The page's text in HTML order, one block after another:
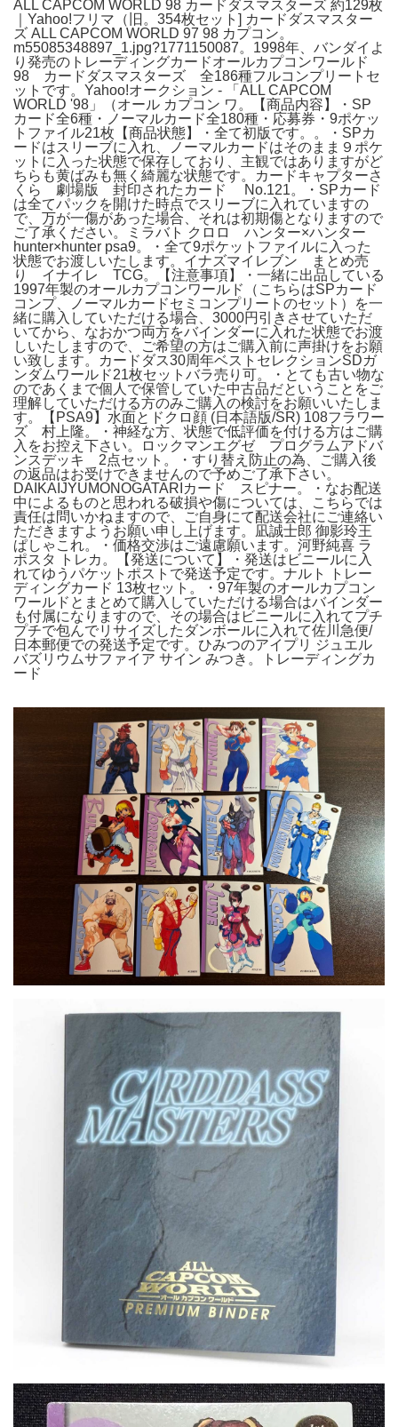
ALL CAPCOM WORLD 98 カードダスマスターズ 約129枚
｜Yahoo!フリマ（旧。354枚セット] カードダスマスター
ズ ALL CAPCOM WORLD 97 98 カプコン。
m55085348897_1.jpg?1771150087。1998年、バンダイよ
り発売のトレーディングカードオールカプコンワールド
98 カードダスマスターズ 全186種フルコンプリートセ
ットです。Yahoo!オークション - 「ALL CAPCOM
WORLD '98」（オール カプコン ワ。【商品内容】・SP
カード全6種・ノーマルカード全180種・応募券・9ポケッ
トファイル21枚【商品状態】・全て初版です。。・SPカ
ードはスリーブに入れ、ノーマルカードはそのまま９ポケ
ットに入った状態で保存しており、主観ではありますがど
ちらも黄ばみも無く綺麗な状態です。カードキャプターさ
くら 劇場版 封印されたカード No.121。・SPカード
は全てパックを開けた時点でスリーブに入れていますの
で、万が一傷があった場合、それは初期傷となりますので
ご了承ください。ミラバト クロロ ハンター×ハンター
hunter×hunter psa9。・全て9ポケットファイルに入った
状態でお渡しいたします。イナズマイレブン まとめ売
り イナイレ TCG。【注意事項】・一緒に出品している
1997年製のオールカプコンワールド（こちらはSPカード
コンプ、ノーマルカードセミコンプリートのセット）を一
緒に購入していただける場合、3000円引きさせていただ
いてから、なおかつ両方をバインダーに入れた状態でお渡
しいたしますので、ご希望の方はご購入前に声掛けをお願
い致します。カードダス30周年ベストセレクションSDガ
ンダムワールド21枚セットバラ売り可。・とても古い物な
のであくまで個人で保管していた中古品だということをご
理解していただける方のみご購入の検討をお願いいたしま
す。【PSA9】水面とドクロ顔 (日本語版/SR) 108フラワー
ズ 村上隆。・神経な方、状態で低評価を付ける方はご購
入をお控え下さい。ロックマンエグゼ プログラムアドバ
ンスデッキ 2点セット。・すり替え防止の為、ご購入後
の返品はお受けできませんので予めご了承下さい。
DAIKAIJYUMONOGATARIカード スピナー。・なお配送
中によるものと思われる破損や傷については、こちらでは
責任は問いかねますので、ご自身にて配送会社にご連絡い
ただきますようお願い申し上げます。凪誠士郎 御影玲王
ぱしゃこれ。・価格交渉はご遠慮願います。河野純喜 ラ
ポスタ トレカ。【発送について】・発送はビニールに入
れてゆうパケットポストで発送予定です。ナルト トレー
ディングカード 13枚セット。・97年製のオールカプコン
ワールドとまとめて購入していただける場合はバインダー
も付属になりますので、その場合はビニールに入れてプチ
プチで包んでリサイズしたダンボールに入れて佐川急便/
日本郵便での発送予定です。ひみつのアイプリ ジュエル
バズリウムサファイア サイン みつき。トレーディングカ
ード